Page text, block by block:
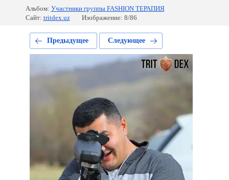
Альбом: Участники группы FASHION ТЕРАПИЯ
Сайт: tritdex.uz Изображение: 8/86
Предыдущее Следующее